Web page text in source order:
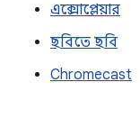
এক্সোপ্লেয়ার
ছবিতে ছবি
Chromecast